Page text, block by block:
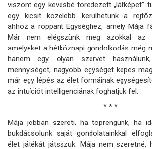
viszont egy kevésbé töredezett „látképet”
egy kicsit közelebb kerülhetünk a
ahhoz a roppant Egységhez, amely Mája
Már nem elégszünk meg azokkal az
amelyeket a hétköznapi gondolkodás még
hanem egy olyan szervet
mennyiséget, nagyobb egységet képes
már egy lépés az élet formáinak
az intuíciót intelligenciának foghatjuk fel.
* * *
Mája jobban szereti, ha töprengünk, ha
bukdácsolunk saját gondolatainkkal
élet játékát játsszuk. Mája nem szeretné,